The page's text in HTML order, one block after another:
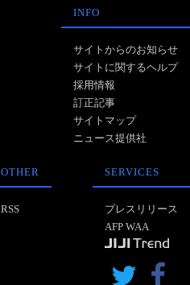
INFO
サイトからのお知らせ
サイトに関するヘルプ
採用情報
訂正記事
サイトマップ
ニュース提供社
OTHER
RSS
SERVICES
プレスリリース
AFP WAA